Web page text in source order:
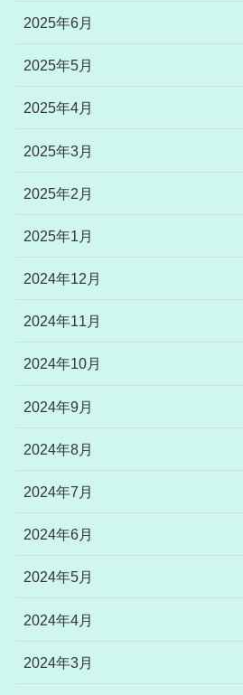
2025年6月
2025年5月
2025年4月
2025年3月
2025年2月
2025年1月
2024年12月
2024年11月
2024年10月
2024年9月
2024年8月
2024年7月
2024年6月
2024年5月
2024年4月
2024年3月